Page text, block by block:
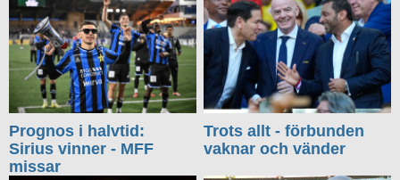
Prognos i halvtid:
Sirius vinner - MFF
missar
Trots allt - förbunden
vaknar och vänder